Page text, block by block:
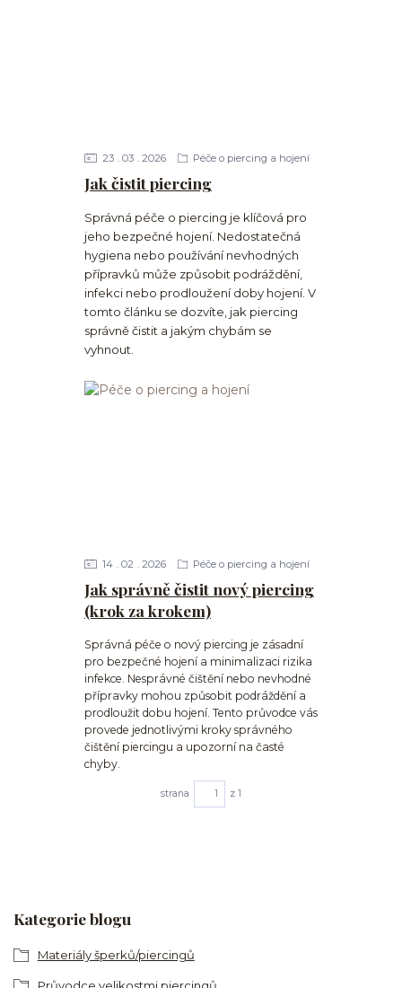
Kategorie blogu
Materiály šperků/piercingů
Jak čistit piercing
23 03 2026 Péče o piercing a hojení
Správná péče o piercing je klíčová pro
jeho bezpečné hojení. Nedostatečná
hygiena nebo používání nevhodných
přípravků může způsobit podráždění,
infekci nebo prodloužení doby hojení. V
tomto článku se dozvíte, jak piercing
správně čistit a jakým chybám se
vyhnout.
Jak správně čistit nový piercing
(krok za krokem)
14 02 2026 Péče o piercing a hojení
Správná péče o nový piercing je zásadní
pro bezpečné hojení a minimalizaci rizika
infekce. Nesprávné čištění nebo nevhodné
přípravky mohou způsobit podráždění a
prodloužit dobu hojení. Tento průvodce vás
provede jednotlivými kroky správného
čištění piercingu a upozorní na časté
chyby.
strana z 1